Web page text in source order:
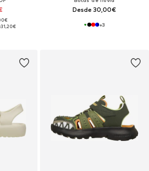
31,20€
Desde 30,00€
+3